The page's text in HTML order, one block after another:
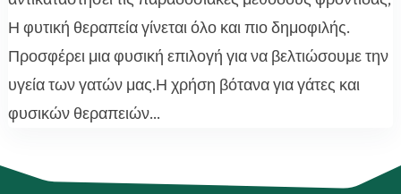
Η φυτική θεραπεία γίνεται όλο και πιο δημοφιλής.
Προσφέρει μια φυσική επιλογή για να βελτιώσουμε την
υγεία των γατών μας.Η χρήση βότανα για γάτες και
φυσικών θεραπειών...